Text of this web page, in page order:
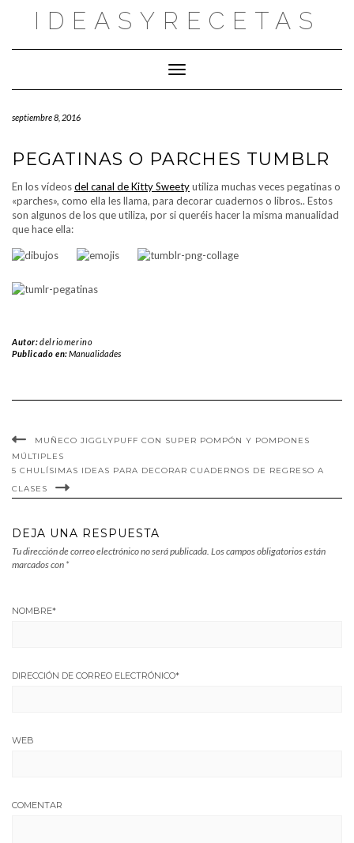
IDEASYRECETAS
Cambiar modo de navegación
septiembre 8, 2016
PEGATINAS O PARCHES TUMBLR
En los vídeosdel canal de Kitty Sweetyutiliza muchas veces pegatinas o
«parches», como ella les llama, para decorar cuadernos o libros.. Estos
son algunos de los que utiliza, por si queréis hacer la misma manualidad
que hace ella:
Autor:delriomerino
Publicado en:Manualidades
MUÑECO JIGGLYPUFF CON SUPER POMPÓN Y POMPONES
MÚLTIPLES
5 CHULÍSIMAS IDEAS PARA DECORAR CUADERNOS DE REGRESO A
CLASES
DEJA UNA RESPUESTA
Tu dirección de correo electrónico no será publicada. Los campos obligatorios están
marcados con *
NOMBRE*
DIRECCIÓN DE CORREO ELECTRÓNICO*
WEB
COMENTAR